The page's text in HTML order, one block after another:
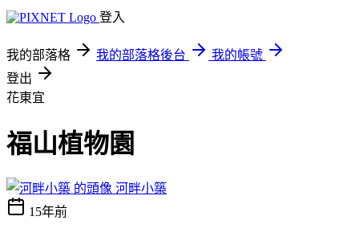
登入
我的部落格 我的部落格後台
我的帳號
登出
花東宜
福山植物園
河畔小築
15年前